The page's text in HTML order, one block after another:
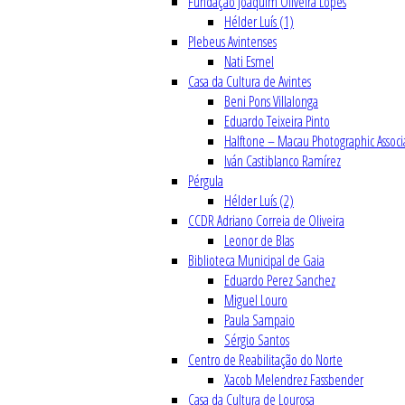
Hélder Luís (1)
Plebeus Avintenses
Nati Esmel
Casa da Cultura de Avintes
Beni Pons Villalonga
Eduardo Teixeira Pinto
Halftone – Macau Photographic
Iván Castiblanco Ramírez
Pérgula
Hélder Luís (2)
CCDR Adriano Correia de Oliveira
Leonor de Blas
Biblioteca Municipal de Gaia
Eduardo Perez Sanchez
Miguel Louro
Paula Sampaio
Sérgio Santos
Centro de Reabilitação do Norte
Xacob Melendrez Fassbender
Casa da Cultura de Lourosa